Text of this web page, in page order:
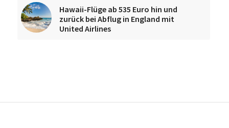
Hawaii-Flüge ab 535 Euro hin und
zurück bei Abflug in England mit
United Airlines